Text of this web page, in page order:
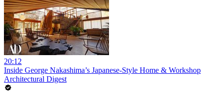
20:12
Inside George Nakashima’s Japanese-Style Home & Workshop
Architectural Digest